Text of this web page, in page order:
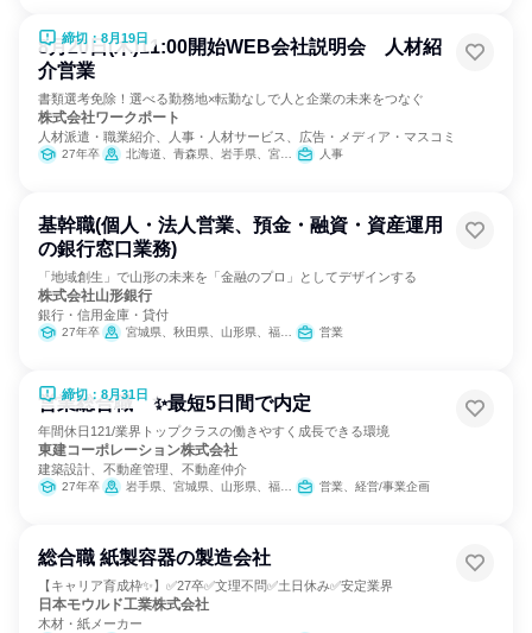
締切：8月19日
8月20日(木)11:00開始WEB会社説明会 人材紹
介営業
書類選考免除！選べる勤務地×転勤なしで人と企業の未来をつなぐ
株式会社ワークポート
人材派遣・職業紹介、人事・人材サービス、広告・メディア・マスコミ
27年卒 北海道、青森県、岩手県、宮城県、秋田県、山形県、福島県、茨城県、栃木県、群馬県、埼玉県、千葉県、東京都、神奈川県、新潟県、富山県、石川県、福井県、山梨県、長野県、岐阜県、静岡県、愛知県、三重県、滋賀県、京都府、大阪府、兵庫県、奈良県、和歌山県、鳥取県、島根県、岡山県、広島県、山口県、徳島県、香川県、愛媛県、高知県、福岡県、佐賀県、長崎県、熊本県、大分県、宮崎県、鹿児島県、沖縄県 人事
基幹職(個人・法人営業、預金・融資・資産運用
の銀行窓口業務)
「地域創生」で山形の未来を「金融のプロ」としてデザインする
株式会社山形銀行
銀行・信用金庫・貸付
27年卒 宮城県、秋田県、山形県、福島県、栃木県、埼玉県、東京都 営業
締切：8月31日
営業総合職 ✨最短5日間で内定
年間休日121/業界トップクラスの働きやすく成長できる環境
東建コーポレーション株式会社
建築設計、不動産管理、不動産仲介
27年卒 岩手県、宮城県、山形県、福島県、茨城県、栃木県、群馬県、埼玉県、千葉県、東京都、神奈川県、新潟県、富山県、石川県、福井県、長野県、岐阜県、静岡県、愛知県、三重県、滋賀県、京都府、大阪府、兵庫県、奈良県、鳥取県、島根県、岡山県、広島県、山口県、愛媛県、高知県、福岡県、長崎県、熊本県、大分県、宮崎県、鹿児島県、沖縄県 営業、経営/事業企画
総合職 紙製容器の製造会社
【キャリア育成枠✨】✅27卒✅文理不問✅土日休み✅安定業界
日本モウルド工業株式会社
木材・紙メーカー